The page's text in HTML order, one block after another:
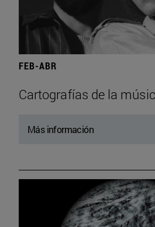
FEB-ABR
Cartografías de la
Más información